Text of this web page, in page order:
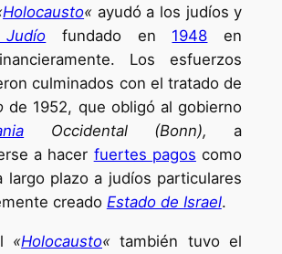
Holocausto« ayudó a los judíos y
fundado en 1948 en
Los esfuerzos
culminados con el tratado de
de 1952, que obligó al gobierno
Occidental (Bonn), a
a hacer fuertes pagos como
largo plazo a judíos particulares
creado Estado de Israel.
«Holocausto« también tuvo el